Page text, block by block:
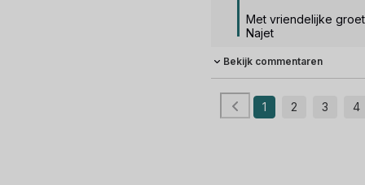
Met vriendelijke
Najet
Bekijk commentaren
1 2 3 4